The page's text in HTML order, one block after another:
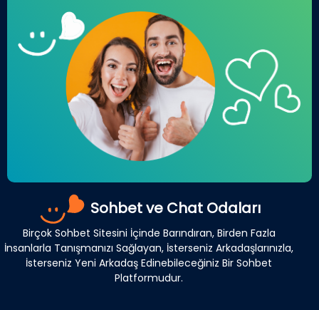
Sohbet ve Chat Odaları
Birçok Sohbet Sitesini İçinde Barındıran, Birden Fazla
İnsanlarla Tanışmanızı Sağlayan, İsterseniz Arkadaşlarınızla,
İsterseniz Yeni Arkadaş Edinebileceğiniz Bir Sohbet
Platformudur.